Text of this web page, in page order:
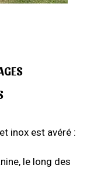
inox est avéré :
le long des